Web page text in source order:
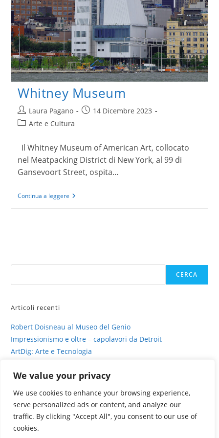
We value your privacy
We use cookies to enhance your browsing experience,
serve personalized ads or content, and analyze our
traffic. By clicking "Accept All", you consent to our use of
cookies.
Whitney Museum
Autore
dell'articolo:
Laura Pagano
Articolo14 Dicembre 2023
Categoria
Arte e Cultura
Il Whitney Museum of American Art, collocato
nel Meatpacking District di New York, al 99 di
Gansevoort Street, ospita…
Continua a leggereWhitney
CERCA
Articoli recenti
Robert Doisneau al Museo del Genio
Impressionismo e oltre – capolavori da Detroit
ArtDig: Arte e Tecnologia
La fotografia viva di Valentina Murabito